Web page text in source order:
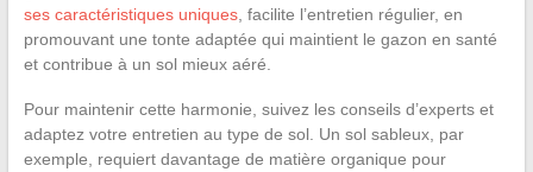
ses caractéristiques uniques, facilite l’entretien régulier, en
promouvant une tonte adaptée qui maintient le gazon en santé
et contribue à un sol mieux aéré.
Pour maintenir cette harmonie, suivez les conseils d’experts et
adaptez votre entretien au type de sol. Un sol sableux, par
exemple, requiert davantage de matière organique pour